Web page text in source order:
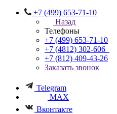
+7 (499) 653-71-10
Назад
Телефоны
+7 (499) 653-71-10
+7 (4812) 302-606
+7 (812) 409-43-26
Заказать звонок
Telegram
MAX
Вконтакте